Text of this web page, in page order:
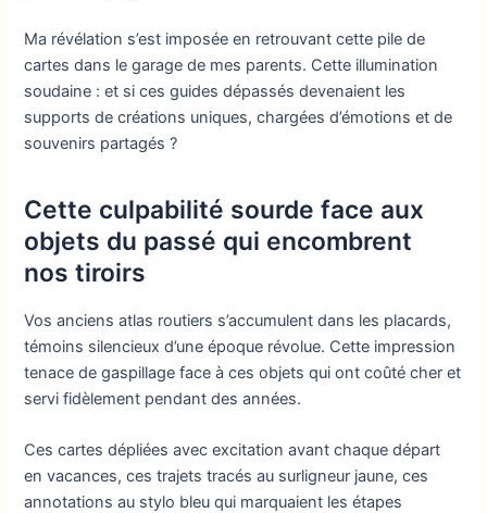
Ma révélation s’est imposée en retrouvant cette pile de
cartes dans le garage de mes parents. Cette illumination
soudaine : et si ces guides dépassés devenaient les
supports de créations uniques, chargées d’émotions et de
souvenirs partagés ?
Cette culpabilité sourde face aux
objets du passé qui encombrent
nos tiroirs
Vos anciens atlas routiers s’accumulent dans les placards,
témoins silencieux d’une époque révolue. Cette impression
tenace de gaspillage face à ces objets qui ont coûté cher et
servi fidèlement pendant des années.
Ces cartes dépliées avec excitation avant chaque départ
en vacances, ces trajets tracés au surligneur jaune, ces
annotations au stylo bleu qui marquaient les étapes